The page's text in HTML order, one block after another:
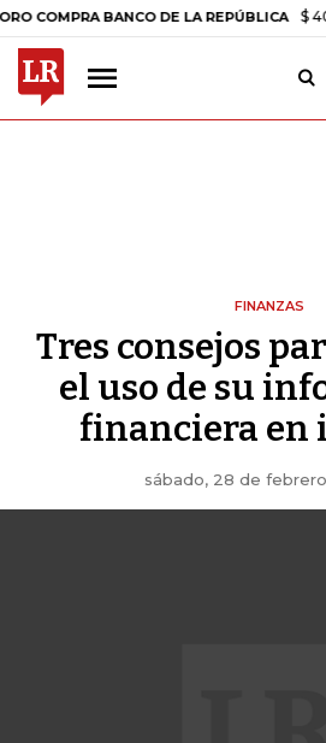
BANCO DE LA REPÚBLICA $
FINANZAS
Tres consejos
el uso de su
financiera en
sábado, 28 de